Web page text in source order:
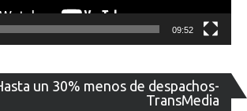
09:52
un 30% menos de despachos-
TransMedia
de